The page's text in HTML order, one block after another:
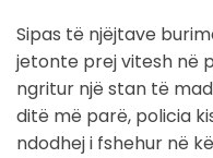
Sipas të njëjtave
jetonte prej vitesh në
ngritur një stan të
ditë më parë, policia
ndodhej i fshehur në